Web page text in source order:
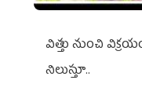
విత్తు నుంచి
నిలుస్తూ..